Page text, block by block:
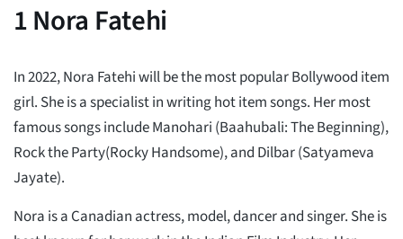
1Nora Fatehi
In 2022, Nora Fatehi will be the most popular Bollywood item
girl. She is a specialist in writing hot item songs. Her most
famous songs include Manohari (Baahubali: The Beginning),
Rock the Party(Rocky Handsome), and Dilbar (Satyameva
Jayate).
Nora is a Canadian actress, model, dancer and singer. She is